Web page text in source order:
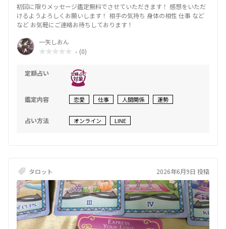
初回に限りメッセージ鑑定無料でさせていただきます！ 感想をいただ
けるようよろしくお願いします！ 相手の気持ち 身体の相性 仕事 など
など お気軽にご連絡お待ちしております！
一矢しおん
- (0)
定額占い
鑑定内容 恋愛 仕事 人間関係 運勢
占い方法 オンライン LINE
タロット 2026年6月9日 投稿